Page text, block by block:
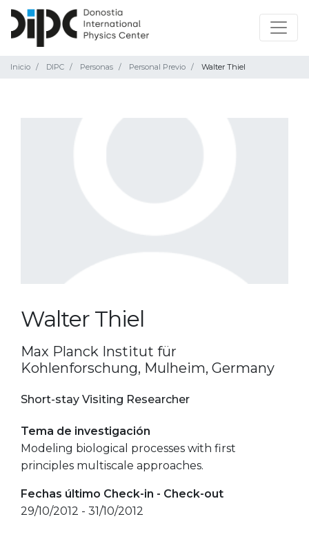
Inicio DIPC Personas Personal Previo Walter Thiel
Walter Thiel
Max Planck Institut für
Kohlenforschung, Mulheim, Germany
Short-stay Visiting Researcher
Tema de investigación
Modeling biological processes with first
principles multiscale approaches.
Fechas último Check-in - Check-out
29/10/2012 - 31/10/2012